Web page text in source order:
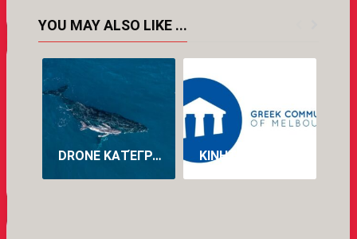
YOU MAY ALSO LIKE ...
DRONE ΚΑΤΈΓΡΑΨΕ ΓΙΑ ΠΡΏΤΗ ΦΟΡΆ ΤΗ ΓΈΝΝΑ ΦΆΛΑΙΝΑΣ ΣΤΗΝ ΑΥΣΤΡΑΛΊΑ (VID)